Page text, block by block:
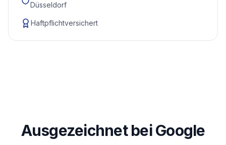
Düsseldorf
Haftpflichtversichert
Ausgezeichnet bei Google